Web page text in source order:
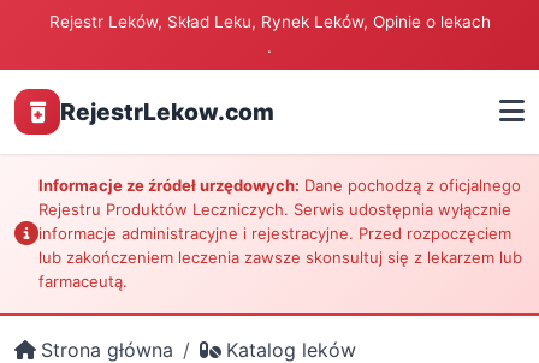
Rejestr Leków, Skład Leku, Rynek Leków, Opinie o lekach
.
RejestrLekow.com
Informacje ze źródeł urzędowych: Dane pochodzą z oficjalnego
Rejestru Produktów Leczniczych. Serwis udostępnia wyłącznie
informacje administracyjne i rejestracyjne. Przed rozpoczęciem
lub zakończeniem leczenia zawsze skonsultuj się z lekarzem lub
farmaceutą.
Strona główna
Katalog leków